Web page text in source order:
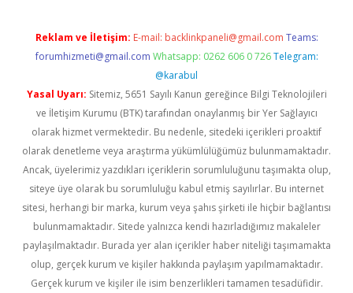
Reklam ve İletişim: E-mail: backlinkpaneli@gmail.com Teams:
forumhizmeti@gmail.com Whatsapp: 0262 606 0 726 Telegram:
@karabul
Yasal Uyarı: Sitemiz, 5651 Sayılı Kanun gereğince Bilgi Teknolojileri
ve İletişim Kurumu (BTK) tarafından onaylanmış bir Yer Sağlayıcı
olarak hizmet vermektedir. Bu nedenle, sitedeki içerikleri proaktif
olarak denetleme veya araştırma yükümlülüğümüz bulunmamaktadır.
Ancak, üyelerimiz yazdıkları içeriklerin sorumluluğunu taşımakta olup,
siteye üye olarak bu sorumluluğu kabul etmiş sayılırlar. Bu internet
sitesi, herhangi bir marka, kurum veya şahıs şirketi ile hiçbir bağlantısı
bulunmamaktadır. Sitede yalnızca kendi hazırladığımız makaleler
paylaşılmaktadır. Burada yer alan içerikler haber niteliği taşımamakta
olup, gerçek kurum ve kişiler hakkında paylaşım yapılmamaktadır.
Gerçek kurum ve kişiler ile isim benzerlikleri tamamen tesadüfidir.